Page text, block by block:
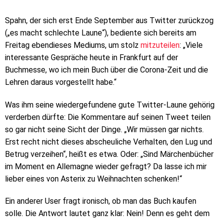
Spahn, der sich erst Ende September aus Twitter zurückzog
(„es macht schlechte Laune“), bediente sich bereits am
Freitag ebendieses Mediums, um stolz mitzuteilen: „Viele
interessante Gespräche heute in Frankfurt auf der
Buchmesse, wo ich mein Buch über die Corona-Zeit und die
Lehren daraus vorgestellt habe.“
Was ihm seine wiedergefundene gute Twitter-Laune gehörig
verderben dürfte: Die Kommentare auf seinen Tweet teilen
so gar nicht seine Sicht der Dinge. „Wir müssen gar nichts.
Erst recht nicht dieses abscheuliche Verhalten, den Lug und
Betrug verzeihen“, heißt es etwa. Oder: „Sind Märchenbücher
im Moment en Allemagne wieder gefragt? Da lasse ich mir
lieber eines von Asterix zu Weihnachten schenken!“
Ein anderer User fragt ironisch, ob man das Buch kaufen
solle. Die Antwort lautet ganz klar: Nein! Denn es geht dem